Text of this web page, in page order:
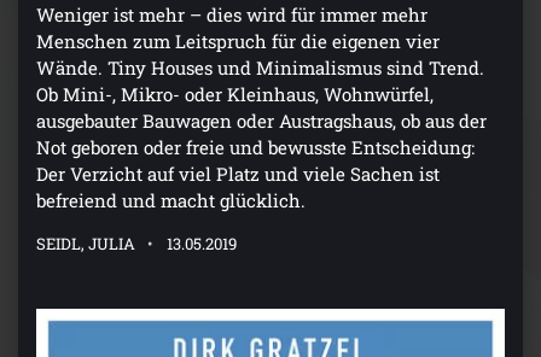
Weniger ist mehr – dies wird für immer mehr
Menschen zum Leitspruch für die eigenen vier
Wände. Tiny Houses und Minimalismus sind Trend.
Ob Mini-, Mikro- oder Kleinhaus, Wohnwürfel,
ausgebauter Bauwagen oder Austragshaus, ob aus der
Not geboren oder freie und bewusste Entscheidung:
Der Verzicht auf viel Platz und viele Sachen ist
befreiend und macht glücklich.
SEIDL, JULIA 13.05.2019